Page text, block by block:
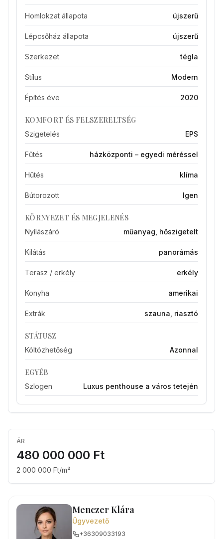
Homlokzat állapota újszerű
Lépcsőház állapota újszerű
Szerkezet tégla
Stílus Modern
Építés éve 2020
KOMFORT ÉS FELSZERELTSÉG
Szigetelés EPS
Fűtés házközponti – egyedi méréssel
Hűtés klíma
Bútorozott Igen
KÖRNYEZET ÉS MEGJELENÉS
Nyílászáró műanyag, hőszigetelt
Kilátás panorámás
Terasz / erkély erkély
Konyha amerikai
Extrák szauna, riasztó
STÁTUSZ
Költözhetőség Azonnal
EGYÉB
Szlogen Luxus penthouse a város tetején
ÁR
480 000 000 Ft
2 000 000 Ft/m²
Menczer Klára
Űgyvezető
+36309033193